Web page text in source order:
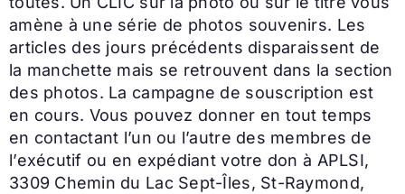
amène à une série de photos souvenirs. Les
articles des jours précédents disparaissent de
la manchette mais se retrouvent dans la section
des photos. La campagne de souscription est
en cours. Vous pouvez donner en tout temps
en contactant l’un ou l’autre des membres de
l’exécutif ou en expédiant votre don à APLSI,
3309 Chemin du Lac Sept-Îles, St-Raymond,